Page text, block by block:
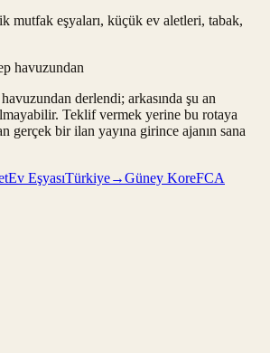
mutfak eşyaları, küçük ev aletleri, tabak,
havuzundan
derlendi; arkasında şu an
Teklif vermek yerine bu rotaya
bir ilan yayına girince ajanın sana
Ev EşyasıTürkiye→Güney KoreFCA